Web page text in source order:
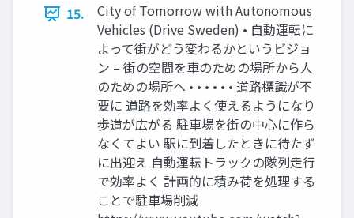
15.
City of Tomorrow with Autonomous
Vehicles (Drive Sweden) • 自動運転に
よって街がどう変わるかというビジョ
ン – 街の空間を車のための場所から人
のための場所へ • • • • • • 道路標識が不
要に 道路を効率よく使えるようになり
歩道が広がる 駐車場を街の中心に作ら
なくてよい 駅に到着したときに待たず
に出迎え 自動運転トラックの隊列走行
で効率よく 計画的に積み荷を処理する
ことで駐車場削減